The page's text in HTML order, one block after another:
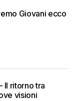
Giovani ecco
Il ritorno tra
visioni